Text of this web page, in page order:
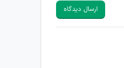
ارسال دیدگاه